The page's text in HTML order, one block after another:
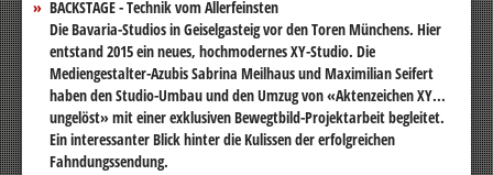
BACKSTAGE - Technik vom Allerfeinsten
Die Bavaria-Studios in Geiselgasteig vor den Toren Münchens. Hier
entstand 2015 ein neues, hochmodernes XY-Studio. Die
Mediengestalter-Azubis Sabrina Meilhaus und Maximilian Seifert
haben den Studio-Umbau und den Umzug von «Aktenzeichen XY...
ungelöst» mit einer exklusiven Bewegtbild-Projektarbeit begleitet.
Ein interessanter Blick hinter die Kulissen der erfolgreichen
Fahndungssendung.